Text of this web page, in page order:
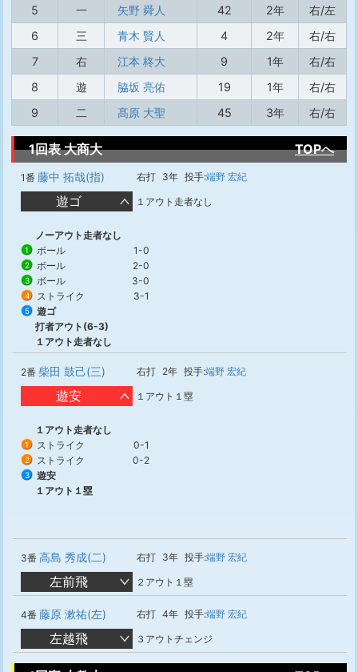
5
一 矢野 舜人 42 2年
右/左
6
三 青木 賢人 4 2年
右/右
7
右 江本 柊大 9 1年
右/右
8
遊 脇坂 亮佑 19 1年
右/右
9
二 髙原 大聖 45 3年 右/右
1回表 大商大 TOPへ
1番 藤中 拓哉(指) 右打 3年 投手:端野 宏紀
遊ゴ １アウト走者なし
ノーアウト走者なし
1 ボール 1-0
2 ボール 2-0
3 ボール 3-0
4 ストライク 3-1
5
遊ゴ
打者アウト(6-3)
１アウト走者なし
2番 柴田 鼓己(三) 右打 2年 投手:端野 宏紀
遊安 １アウト１塁
１アウト走者なし
1 ストライク 0-1
2 ストライク 0-2
3
遊安
１アウト１塁
3番 高島 秀成(二) 右打 3年 投手:端野 宏紀
左前飛 ２アウト１塁
4番 藤原 漱祐(左) 右打 4年 投手:端野 宏紀
左越飛 ３アウトチェンジ